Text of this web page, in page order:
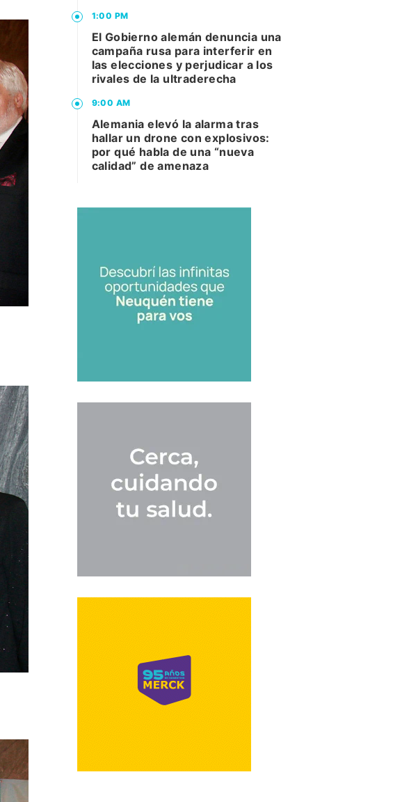
1:00 PM
El Gobierno alemán denuncia una
campaña rusa para interferir en
las elecciones y perjudicar a los
rivales de la ultraderecha
9:00 AM
Alemania elevó la alarma tras
hallar un drone con explosivos:
por qué habla de una “nueva
calidad” de amenaza